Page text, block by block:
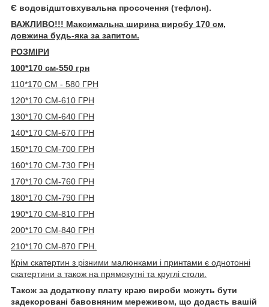
Є водовідштовхувальна просочення (тефлон).
ВАЖЛИВО!!! Максимальна ширина виробу 170 см,
довжина будь-яка за запитом.
РОЗМІРИ
100*170 см-550 грн
110*170 СМ - 580 ГРН
120*170 СМ-610 ГРН
130*170 СМ-640 ГРН
140*170 СМ-670 ГРН
150*170 СМ-700 ГРН
160*170 СМ-730 ГРН
170*170 СМ-760 ГРН
180*170 СМ-790 ГРН
190*170 СМ-810 ГРН
200*170 СМ-840 ГРН
210*170 СМ-870 ГРН.
Крім скатертин з різними малюнками і принтами є однотонні
скатертини а також на прямокутні та круглі столи.
Також за додаткову плату краю вироби можуть бути
задекоровані бавовняним мереживом, що додасть вашій